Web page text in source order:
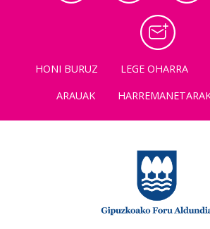
HONI BURUZ LEGE OHARRA
ARAUAK